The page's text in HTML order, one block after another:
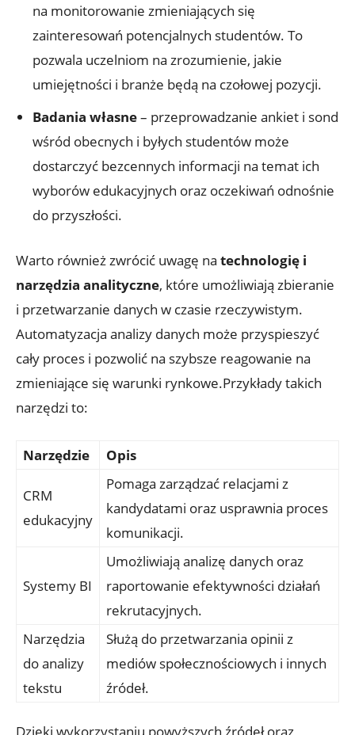
na monitorowanie zmieniających się
zainteresowań potencjalnych studentów. To
pozwala uczelniom na zrozumienie, jakie
umiejętności i branże będą na czołowej pozycji.
Badania własne– przeprowadzanie ankiet i sond
wśród obecnych i byłych studentów może
dostarczyć bezcennych informacji na temat ich
wyborów edukacyjnych oraz oczekiwań odnośnie
do przyszłości.
Warto również zwrócić uwagę na technologię i
narzędzia analityczne, które umożliwiają zbieranie
i przetwarzanie danych w czasie rzeczywistym.
Automatyzacja analizy danych może przyspieszyć
cały proces i pozwolić na szybsze reagowanie na
zmieniające się warunki rynkowe.Przykłady takich
narzędzi to:
Narzędzie Opis
CRM
edukacyjny
Pomaga zarządzać relacjami z
kandydatami oraz usprawnia proces
komunikacji.
Systemy BI
Umożliwiają analizę danych oraz
raportowanie efektywności działań
rekrutacyjnych.
Narzędzia
do analizy
tekstu
Służą do przetwarzania opinii z
mediów społecznościowych i innych
źródeł.